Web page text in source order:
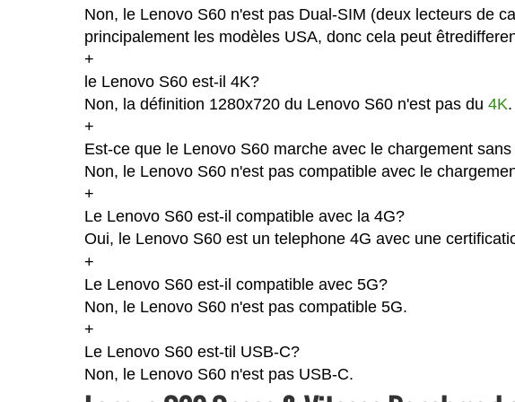
Non, le Lenovo S60 n'est pas Dual-SIM (deux lecteurs de
principalement les modèles USA, donc cela peut
+
le Lenovo S60 est-il 4K?
Non, la définition 1280x720 du Lenovo S60 n'est pas du 4K.
+
Est-ce que le Lenovo S60 marche avec le chargement sans
Non, le Lenovo S60 n'est pas compatible avec le
+
Le Lenovo S60 est-il compatible avec la 4G?
Oui, le Lenovo S60 est un telephone 4G avec une
+
Le Lenovo S60 est-il compatible avec 5G?
Non, le Lenovo S60 n'est pas compatible 5G.
+
Le Lenovo S60 est-til USB-C?
Non, le Lenovo S60 n'est pas USB-C.